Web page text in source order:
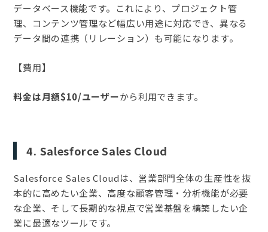
データベース機能です。これにより、プロジェクト管
理、コンテンツ管理など幅広い用途に対応でき、異なる
データ間の連携（リレーション）も可能になります。
【費用】
料金は月額$10/ユーザーから利用できます。
4. Salesforce Sales Cloud
Salesforce Sales Cloudは、営業部門全体の生産性を抜
本的に高めたい企業、高度な顧客管理・分析機能が必要
な企業、そして長期的な視点で営業基盤を構築したい企
業に最適なツールです。